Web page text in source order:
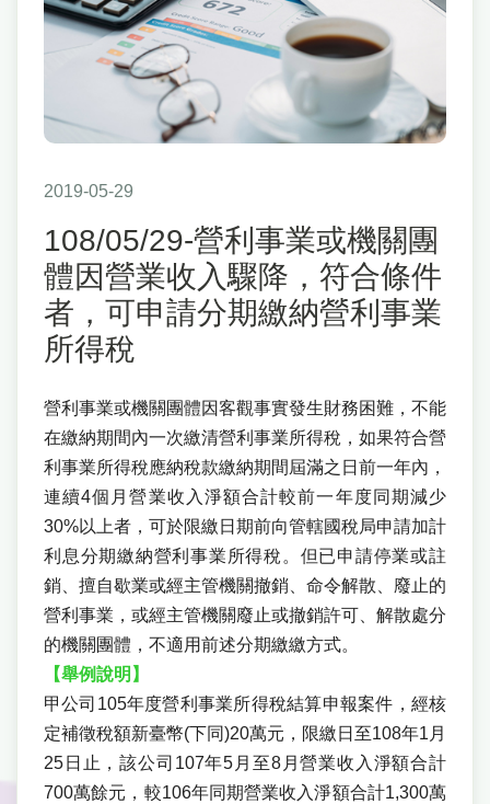
2019-05-29
108/05/29-營利事業或機關團
體因營業收入驟降，符合條件
者，可申請分期繳納營利事業
所得稅
營利事業或機關團體因客觀事實發生財務困難，不能
在繳納期間內一次繳清營利事業所得稅，如果符合營
利事業所得稅應納稅款繳納期間屆滿之日前一年內，
連續4個月營業收入淨額合計較前一年度同期減少
30%以上者，可於限繳日期前向管轄國稅局申請加計
利息分期繳納營利事業所得稅。但已申請停業或註
銷、擅自歇業或經主管機關撤銷、命令解散、廢止的
營利事業，或經主管機關廢止或撤銷許可、解散處分
的機關團體，不適用前述分期繳繳方式。
【舉例說明】
甲公司105年度營利事業所得稅結算申報案件，經核
定補徵稅額新臺幣(下同)20萬元，限繳日至108年1月
25日止，該公司107年5月至8月營業收入淨額合計
700萬餘元，較106年同期營業收入淨額合計1,300萬